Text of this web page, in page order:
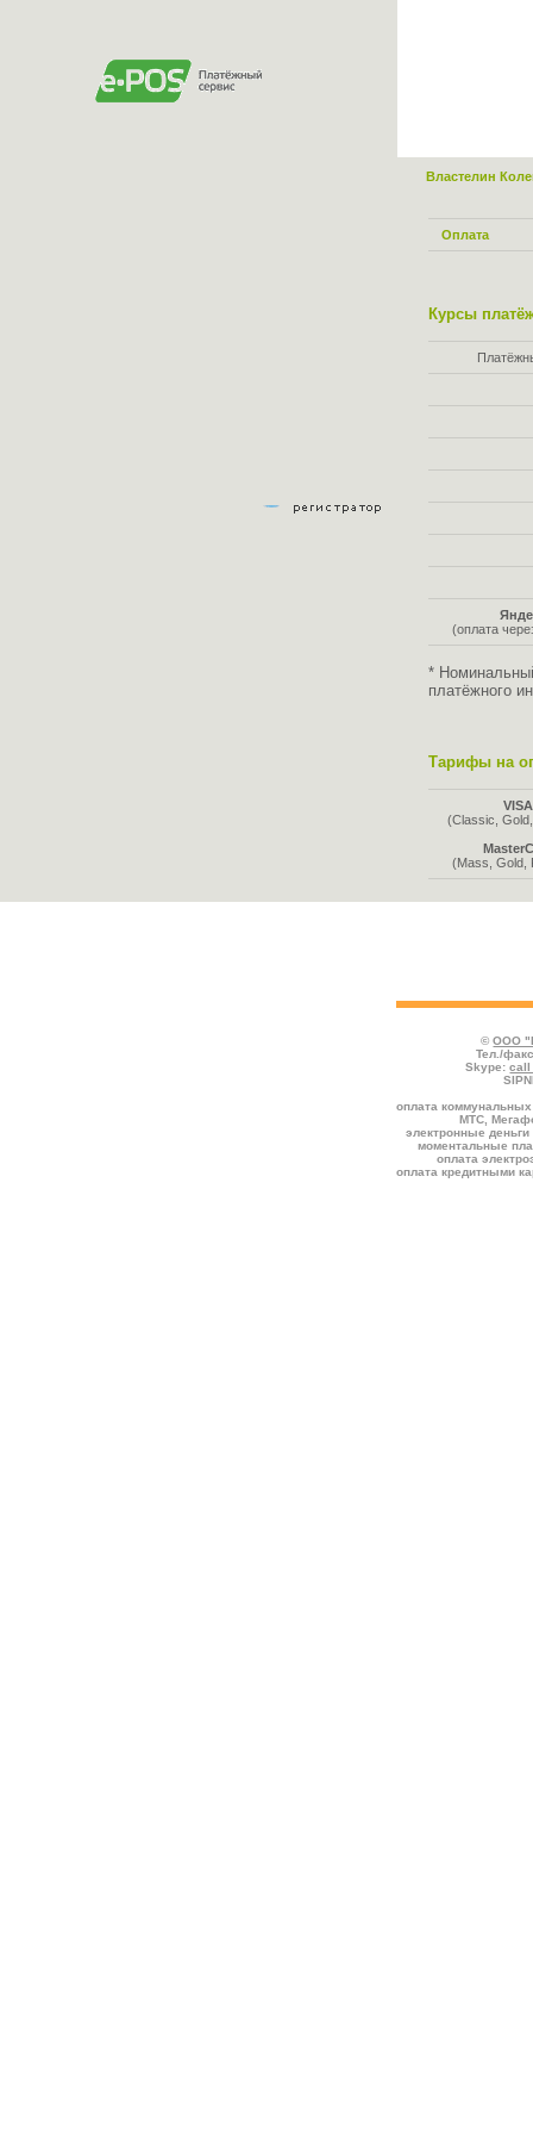
Властелин
Оплата
Курсы
(оплата
*
платёжного
Тарифы на
VISA
(Classic,
(Mass, Gold,
©ООО
Тел./
Skype:
оплата
МТС,
электронные
моментальные
оплата
оплата кредитными